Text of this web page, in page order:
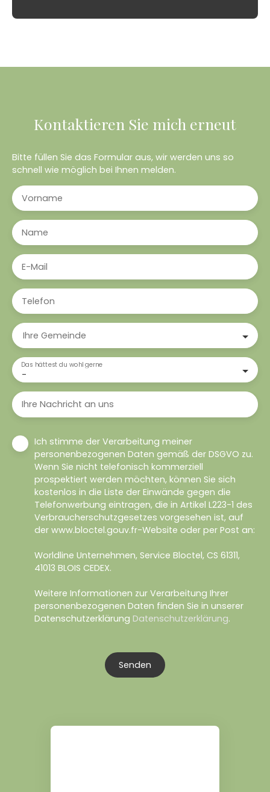
Kontaktieren Sie mich erneut
Bitte füllen Sie das Formular aus, wir werden uns so
schnell wie möglich bei Ihnen melden.
Vorname
Name
E-Mail
Telefon
Ihre Gemeinde
-
Das hättest du wohl gerne
Ihre Nachricht an uns
Ich stimme der Verarbeitung meiner
personenbezogenen Daten gemäß der DSGVO zu.
Wenn Sie nicht telefonisch kommerziell
prospektiert werden möchten, können Sie sich
kostenlos in die Liste der Einwände gegen die
Telefonwerbung eintragen, die in Artikel L223-1 des
Verbraucherschutzgesetzes vorgesehen ist, auf
der www.bloctel.gouv.fr-Website oder per Post an:
Worldline Unternehmen, Service Bloctel, CS 61311,
41013 BLOIS CEDEX.
Weitere Informationen zur Verarbeitung Ihrer
personenbezogenen Daten finden Sie in unserer
Datenschutzerklärung Datenschutzerklärung.
Senden